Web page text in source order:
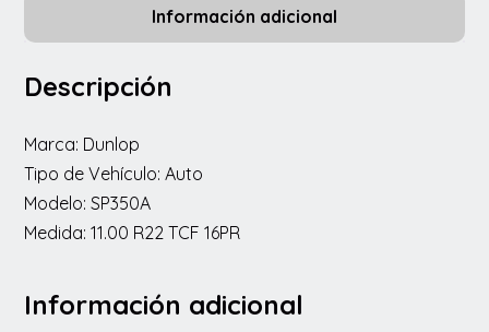
Información adicional
Descripción
Marca: Dunlop
Tipo de Vehículo: Auto
Modelo: SP350A
Medida: 11.00 R22 TCF 16PR
Información adicional